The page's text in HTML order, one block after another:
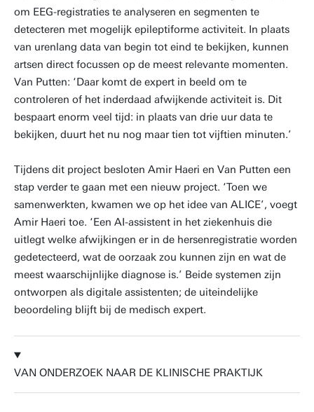
om EEG-registraties te analyseren en segmenten te
detecteren met mogelijk epileptiforme activiteit. In plaats
van urenlang data van begin tot eind te bekijken, kunnen
artsen direct focussen op de meest relevante momenten.
Van Putten: ‘Daar komt de expert in beeld om te
controleren of het inderdaad afwijkende activiteit is. Dit
bespaart enorm veel tijd: in plaats van drie uur data te
bekijken, duurt het nu nog maar tien tot vijftien minuten.’
Tijdens dit project besloten Amir Haeri en Van Putten een
stap verder te gaan met een nieuw project. ‘Toen we
samenwerkten, kwamen we op het idee van ALICE’, voegt
Amir Haeri toe. ‘Een AI-assistent in het ziekenhuis die
uitlegt welke afwijkingen er in de hersenregistratie worden
gedetecteerd, wat de oorzaak zou kunnen zijn en wat de
meest waarschijnlijke diagnose is.’ Beide systemen zijn
ontworpen als digitale assistenten; de uiteindelijke
beoordeling blijft bij de medisch expert.
VAN ONDERZOEK NAAR DE KLINISCHE PRAKTIJK